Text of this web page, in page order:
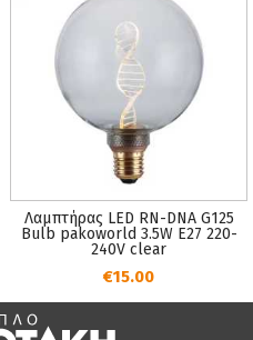
Λαμπτήρας LED RN-DNA G125
Bulb pakoworld 3.5W E27 220-
240V clear
€15.00